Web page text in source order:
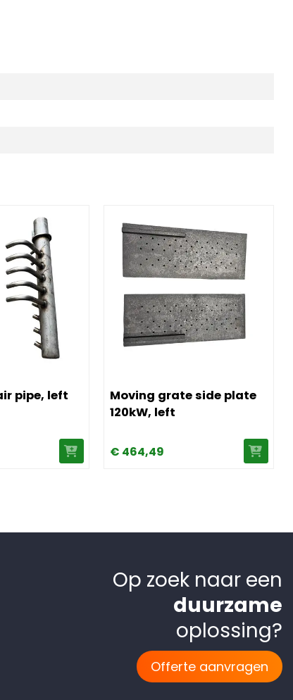
pipe, left
Moving grate side plate
120kW, left
€ 464,49
Op zoek naar een
duurzame
oplossing?
Offerte aanvragen